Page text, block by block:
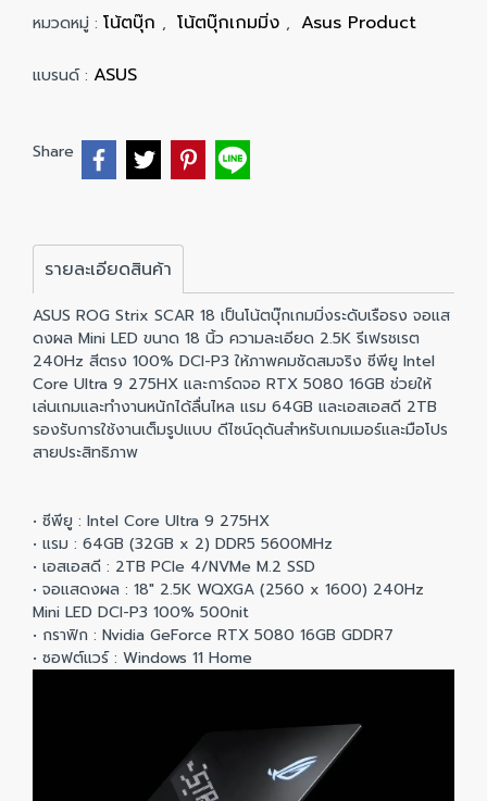
หมวดหมู่ : โน้ตบุ๊ก , โน้ตบุ๊กเกมมิ่ง , Asus Product
แบรนด์ : ASUS
Share
รายละเอียดสินค้า
ASUS ROG Strix SCAR 18 เป็นโน้ตบุ๊กเกมมิ่งระดับเรือธง จอแส
ดงผล Mini LED ขนาด 18 นิ้ว ความละเอียด 2.5K รีเฟรชเรต
240Hz สีตรง 100% DCI-P3 ให้ภาพคมชัดสมจริง ซีพียู Intel
Core Ultra 9 275HX และการ์ดจอ RTX 5080 16GB ช่วยให้
เล่นเกมและทำงานหนักได้ลื่นไหล แรม 64GB และเอสเอสดี 2TB
รองรับการใช้งานเต็มรูปแบบ ดีไซน์ดุดันสำหรับเกมเมอร์และมือโปร
สายประสิทธิภาพ
• ซีพียู : Intel Core Ultra 9 275HX
• แรม : 64GB (32GB x 2) DDR5 5600MHz
• เอสเอสดี : 2TB PCIe 4/NVMe M.2 SSD
• จอแสดงผล : 18" 2.5K WQXGA (2560 x 1600) 240Hz
Mini LED DCI-P3 100% 500nit
• กราฟิก : Nvidia GeForce RTX 5080 16GB GDDR7
• ซอฟต์แวร์ : Windows 11 Home